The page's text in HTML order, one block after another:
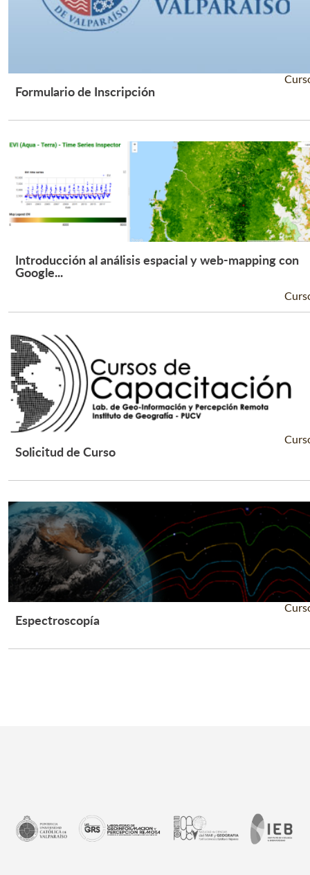
Formulario de Inscripción
Leer Más +
Introducción al análisis espacial y web-mapping con
Google...
Solicitud de Curso
Espectroscopía